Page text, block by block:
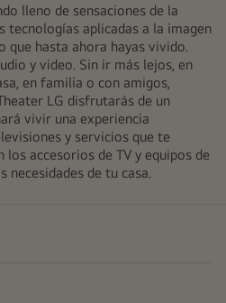
lleno de sensaciones de la
tecnologías aplicadas a la imagen
que hasta ahora hayas vivido.
y video. Sin ir más lejos, en
en familia o con amigos,
LG disfrutarás de un
vivir una experiencia
y servicios que te
accesorios de TV y equipos de
de tu casa.